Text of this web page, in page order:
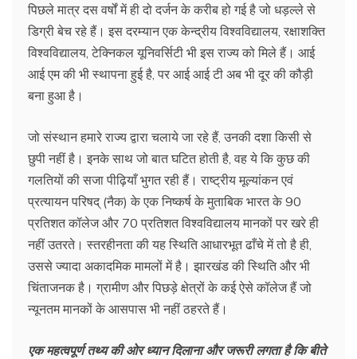
पिछले मात्र दस वर्षों में ही दो दर्जन के करीब हो गई है जो धड़ल्ले से
डिग्री बेच रहे हैं। इस दरम्यान एक केन्द्रीय विश्वविद्यालय, रक्षाशक्ति
विश्वविद्यालय, टेक्निकल यूनिवर्सिटी भी इस राज्य को मिले हैं। आई
आई एम की भी स्थापना हुई है, पर आई आई टी अब भी दूर की कौड़ी
बना हुआ है।
जो संस्थान हमारे राज्य द्वारा चलाये जा रहे हैं, उनकी दशा किसी से
छुपी नहीं है। इनके साथ जो बात घटित होती है, वह ये कि कुछ की
गलतियों की सजा पीढ़ियाँ भुगत रही हैं। राष्ट्रीय मूल्यांकन एवं
प्रत्यायन परिषद् (नैक) के एक निष्कर्ष के मुताबिक भारत के 90
प्रतिशत कॉलेज और 70 प्रतिशत विश्वविद्यालय मानकों पर खरे ही
नहीं उतरते। स्तरहीनता की यह स्थिति आधारभूत ढाँचे में तो है ही,
उससे ज्यादा अकादमिक मामलों में है। झारखंड की स्थिति और भी
चिंताजनक है। ग्रामीण और पिछड़े क्षेत्रों के कई ऐसे कॉलेज हैं जो
न्यूनतम मानकों के आसपास भी नहीं ठहरते हैं।
एक महत्वपूर्ण तथ्य की ओर ध्यान दिलाना और जरूरी लगता है कि बीते